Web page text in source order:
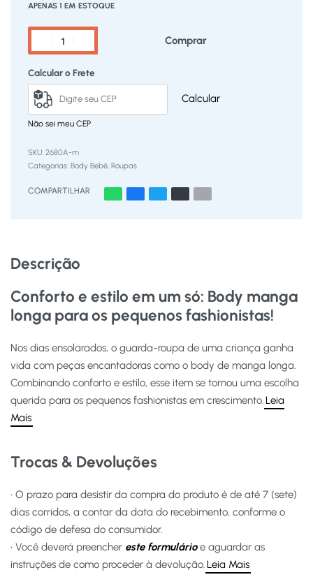
APENAS 1 EM ESTOQUE
Comprar
Calcular o Frete
Calcular
Não sei meu CEP
2680A-m
Categorias: Body Bebê Roupas
COMPARTILHAR
Descrição
Conforto e estilo em um só: Body manga
longa para os pequenos fashionistas!
Nos dias ensolarados, o guarda-roupa de uma criança ganha
vida com peças encantadoras como o body de manga longa.
Combinando conforto e estilo, esse item se tornou uma escolha
querida para os pequenos fashionistas em crescimento.Leia
Mais
Trocas & Devoluções
• O prazo para desistir da compra do produto é de até 7 (sete)
dias corridos, a contar da data do recebimento, conforme o
código de defesa do consumidor.
• Você deverá preencher este formulárioe aguardar as
instruções de como proceder à devolução.Leia Mais